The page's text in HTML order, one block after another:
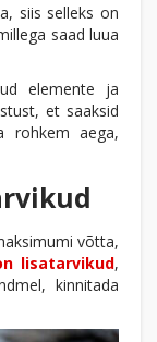
siis selleks on
saad luua
elemente ja
et saaksid
rohkem aega,
võtta,
lisatarvikud,
kinnitada